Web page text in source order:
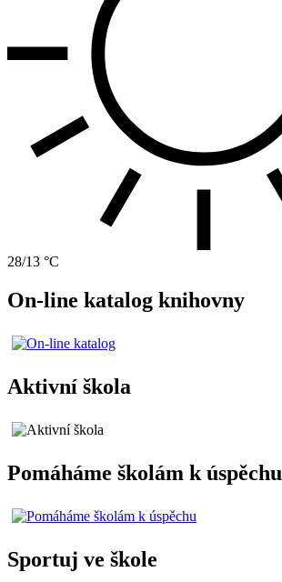
28/13 °C
On-line katalog knihovny
Aktivní škola
Pomáháme školám k úspěchu
Sportuj ve škole